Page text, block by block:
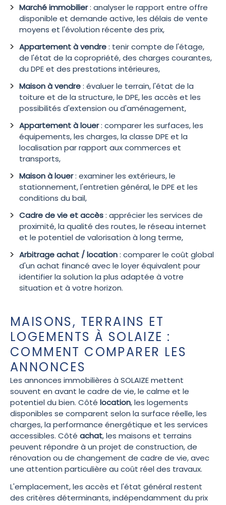
Marché immobilier: analyser le rapport entre offre
disponible et demande active, les délais de vente
moyens et l'évolution récente des prix,
Appartement à vendre: tenir compte de l'étage,
de l'état de la copropriété, des charges courantes,
du DPE et des prestations intérieures,
Maison à vendre: évaluer le terrain, l'état de la
toiture et de la structure, le DPE, les accès et les
possibilités d'extension ou d'aménagement,
Appartement à louer: comparer les surfaces, les
équipements, les charges, la classe DPE et la
localisation par rapport aux commerces et
transports,
Maison à louer: examiner les extérieurs, le
stationnement, l'entretien général, le DPE et les
conditions du bail,
Cadre de vie et accès: apprécier les services de
proximité, la qualité des routes, le réseau internet
et le potentiel de valorisation à long terme,
Arbitrage achat / location: comparer le coût global
d'un achat financé avec le loyer équivalent pour
identifier la solution la plus adaptée à votre
situation et à votre horizon.
MAISONS, TERRAINS ET
LOGEMENTS À SOLAIZE :
COMMENT COMPARER LES
ANNONCES
Les annonces immobilières à SOLAIZE mettent
souvent en avant le cadre de vie, le calme et le
potentiel du bien. Côté location, les logements
disponibles se comparent selon la surface réelle, les
charges, la performance énergétique et les services
accessibles. Côté achat, les maisons et terrains
peuvent répondre à un projet de construction, de
rénovation ou de changement de cadre de vie, avec
une attention particulière au coût réel des travaux.
L'emplacement, les accès et l'état général restent
des critères déterminants, indépendamment du prix